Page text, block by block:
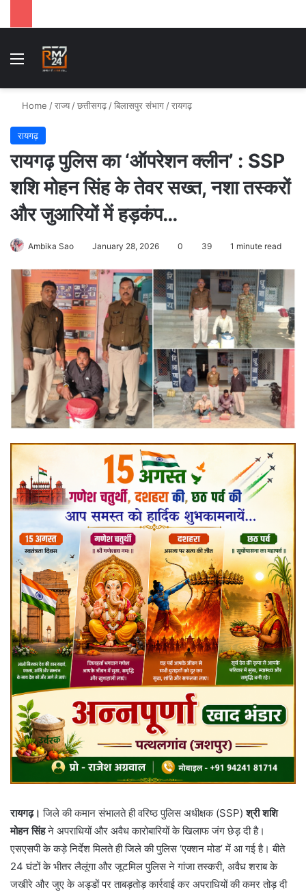
Menu
Home /राज्य /छत्तीसगढ़ /बिलासपुर संभाग /रायगढ़
रायगढ़
रायगढ़ पुलिस का ‘ऑपरेशन क्लीन’ : SSP
शशि मोहन सिंह के तेवर सख्त, नशा तस्करों
और जुआरियों में हड़कंप…
Ambika Sao January 28, 2026 0 39 1 minute read
रायगढ़। जिले की कमान संभालते ही वरिष्ठ पुलिस अधीक्षक (SSP)श्री शशि
मोहन सिंहने अपराधियों और अवैध कारोबारियों के खिलाफ जंग छेड़ दी है।
एसएसपी के कड़े निर्देश मिलते ही जिले की पुलिस ‘एक्शन मोड’ में आ गई है। बीते
24 घंटों के भीतर लैलूंगा और जूटमिल पुलिस ने गांजा तस्करी, अवैध शराब के
जखीरे और जुए के अड्डों पर ताबड़तोड़ कार्रवाई कर अपराधियों की कमर तोड़ दी